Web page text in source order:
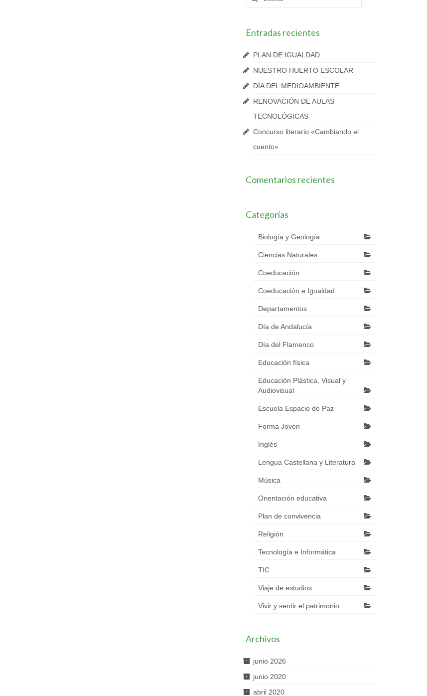
por:
Entradas recientes
PLAN DE IGUALDAD
NUESTRO HUERTO ESCOLAR
DÍA DEL MEDIOAMBIENTE
RENOVACIÓN DE AULAS
TECNOLÓGICAS
Concurso literario «Cambiando el
cuento»
Comentarios recientes
Categorías
Biología y Geología
Ciencias Naturales
Coeducación
Coeducación e Igualdad
Departamentos
Día de Andalucía
Día del Flamenco
Educación física
Educación Plástica, Visual y
Audiovisual
Escuela Espacio de Paz
Forma Joven
Inglés
Lengua Castellana y Literatura
Música
Orientación educativa
Plan de convivencia
Religión
Tecnología e Informática
TIC
Viaje de estudios
Vivir y sentir el patrimonio
Archivos
junio 2026
junio 2020
abril 2020